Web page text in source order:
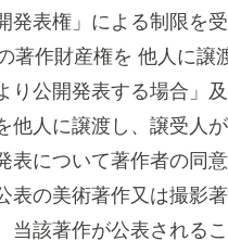
表権」による制限を
著作財産権を 他人に譲
公開発表する場合」
人に譲渡し、譲受人
表について著作者の同
の美術著作又は撮影
当該著作が公表される